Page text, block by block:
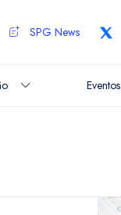
SPG News
Eventos